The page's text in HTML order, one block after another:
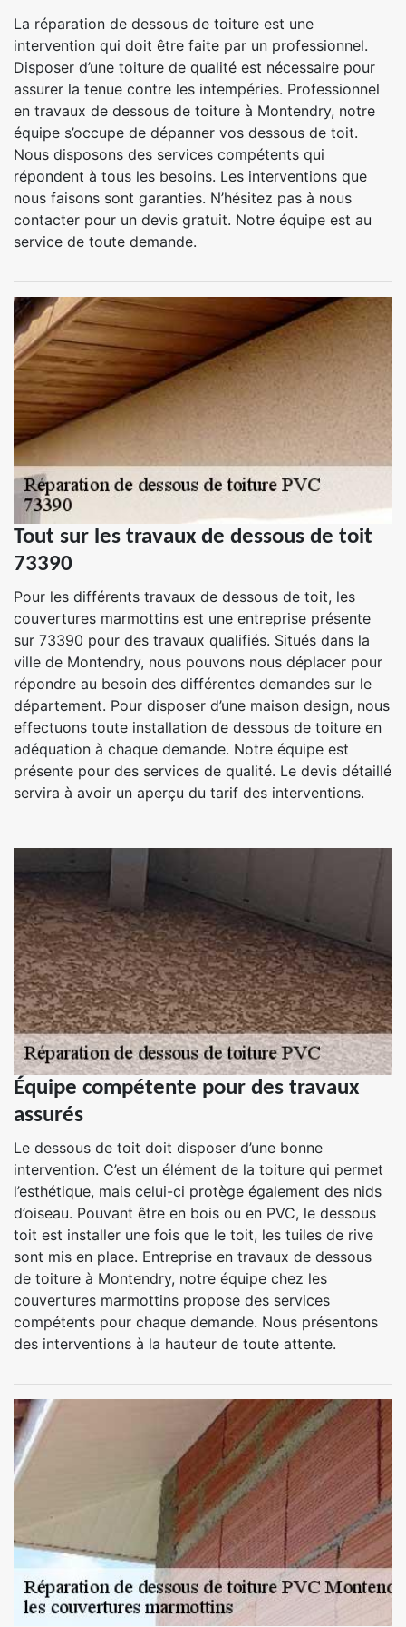
La réparation de dessous de toiture est une
intervention qui doit être faite par un professionnel.
Disposer d’une toiture de qualité est nécessaire pour
assurer la tenue contre les intempéries. Professionnel
en travaux de dessous de toiture à Montendry, notre
équipe s’occupe de dépanner vos dessous de toit.
Nous disposons des services compétents qui
répondent à tous les besoins. Les interventions que
nous faisons sont garanties. N’hésitez pas à nous
contacter pour un devis gratuit. Notre équipe est au
service de toute demande.
Tout sur les travaux de dessous de toit
73390
Pour les différents travaux de dessous de toit, les
couvertures marmottins est une entreprise présente
sur 73390 pour des travaux qualifiés. Situés dans la
ville de Montendry, nous pouvons nous déplacer pour
répondre au besoin des différentes demandes sur le
département. Pour disposer d’une maison design, nous
effectuons toute installation de dessous de toiture en
adéquation à chaque demande. Notre équipe est
présente pour des services de qualité. Le devis détaillé
servira à avoir un aperçu du tarif des interventions.
Équipe compétente pour des travaux
assurés
Le dessous de toit doit disposer d’une bonne
intervention. C’est un élément de la toiture qui permet
l’esthétique, mais celui-ci protège également des nids
d’oiseau. Pouvant être en bois ou en PVC, le dessous
toit est installer une fois que le toit, les tuiles de rive
sont mis en place. Entreprise en travaux de dessous
de toiture à Montendry, notre équipe chez les
couvertures marmottins propose des services
compétents pour chaque demande. Nous présentons
des interventions à la hauteur de toute attente.